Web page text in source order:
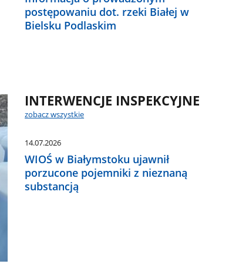
postępowaniu dot. rzeki Białej w
Bielsku Podlaskim
INTERWENCJE INSPEKCYJNE
zobacz wszystkie
14.07.2026
WIOŚ w Białymstoku ujawnił
porzucone pojemniki z nieznaną
substancją